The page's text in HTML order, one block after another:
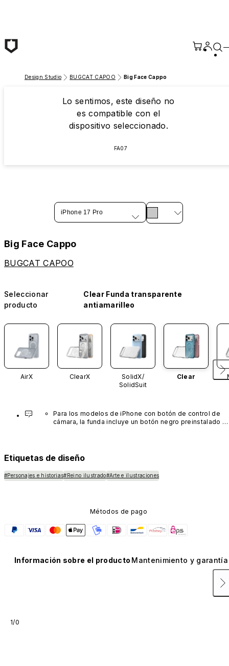
Design Studio BUGCAT CAPOO Big Face Cappo
Lo sentimos, este diseño no
es compatible con el
dispositivo seleccionado.
FA07
iPhone 17 Pro
Big Face Cappo
BUGCAT CAPOO
Seleccionar
producto
Clear Funda transparente
antiamarilleo
AirX ClearX
SolidX/
SolidSuit
Clear
Para los modelos de iPhone con botón de control de
cámara, la funda incluye un botón negro preinstalado
Etiquetas de diseño
#Personajes e historias#Reino ilustrado#Arte e ilustraciones
Métodos de pago
Información sobre el producto Mantenimiento y garantía
1/0